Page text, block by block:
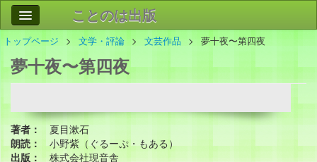
ことのは出版
作品
事業案内
会社情報
トップページ 文学・評論 文芸作品 夢十夜〜第四夜
夢十夜〜第四夜
著者：
夏目漱石
朗読：
小野紫（ぐるーぷ・もある）
出版：
株式会社現音舎